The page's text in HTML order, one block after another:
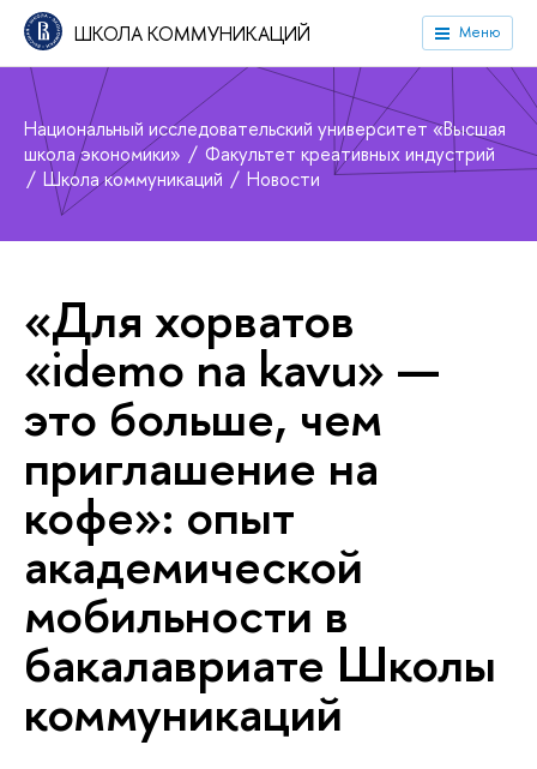
ШКОЛА КОММУНИКАЦИЙ Меню
Национальный исследовательский университет «Высшая
школа экономики»
Факультет креативных индустрий
Школа коммуникаций
Новости
«Для хорватов
«idemo na kavu» —
это больше, чем
приглашение на
кофе»: опыт
академической
мобильности в
бакалавриате Школы
коммуникаций